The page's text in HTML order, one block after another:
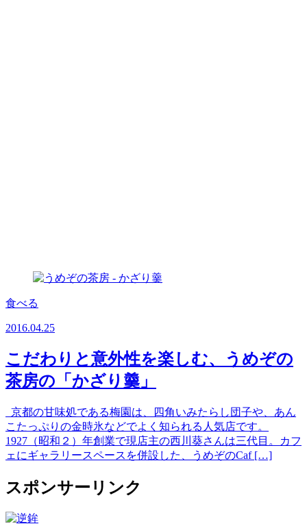
食べる
2016.04.25
こだわりと意外性を楽しむ、うめぞの
茶房の「かざり羹」
京都の甘味処である梅園は、四角いみたらし団子や、あん
こたっぷりの金時氷などでよく知られる人気店です。
1927（昭和２）年創業で現店主の西川葵さんは三代目。カフ
ェにギャラリースペースを併設した、うめぞのCaf […]
スポンサーリンク